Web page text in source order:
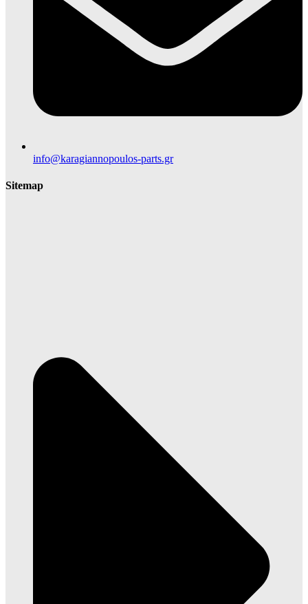
info@karagiannopoulos-parts.gr
Sitemap